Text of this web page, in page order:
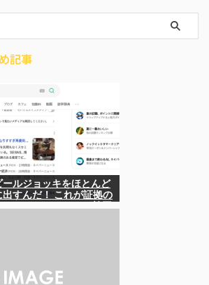
記事
ルジョッキをほとんど
すんだ！ これが証拠の